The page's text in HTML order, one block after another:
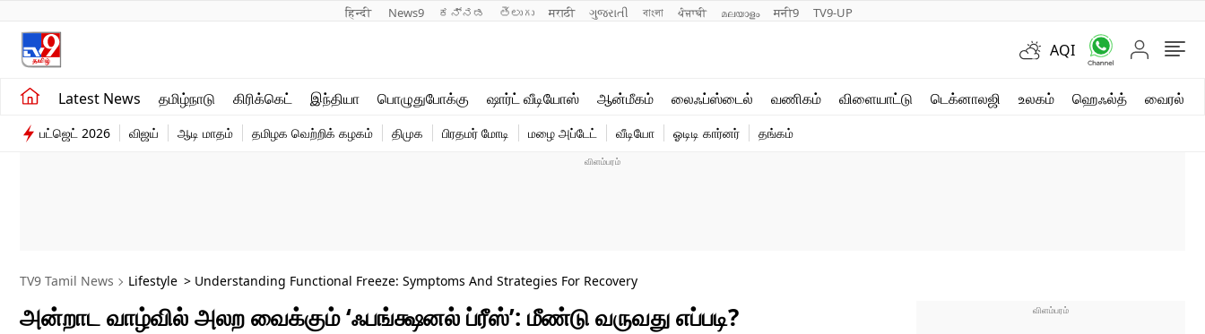
हिन्दी News9 ಕನ್ನಡ తెలుగు मराठी ગુજરાતી বাংলা ਪੰਜਾਬੀ മലയാളം मनी9 TV9-UP
AQI
Latest News தமிழ்நாடு கிரிக்கெட் இந்தியா பொழுதுபோக்கு ஷார்ட் வீடியோஸ் ஆன்மீகம் லைஃப்ஸ்டைல் வணிகம் விளையாட்டு டெக்னாலஜி உலகம் ஹெஃல்த் வைரல்
சமீபத்திய செய்திகள்
தமிழ்நாடு
விளையாட்டு
வணிகம்
வைரல்
பட்ஜெட் 2026 விஜய் ஆடி மாதம் தமிழக வெற்றிக் கழகம் திமுக பிரதமர் மோடி மழை அப்டேட் வீடியோ ஓடிடி கார்னர் தங்கம்
TV9 Tamil News Lifestyle > Understanding Functional Freeze: Symptoms And Strategies For Recovery
அன்றாட வாழ்வில் அலற வைக்கும் ‘ஃபங்க்ஷனல் ப்ரீஸ்’: மீண்டு வருவது எப்படி?